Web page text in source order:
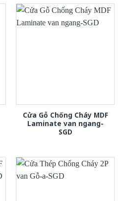
Cửa Gỗ Chống Cháy MDF
Laminate van ngang-
SGD